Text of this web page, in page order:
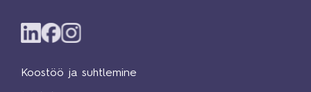
Koostöö ja suhtlemine